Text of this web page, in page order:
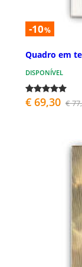
-10%
Quadro em
DISPONÍVEL
€ 69,30 €